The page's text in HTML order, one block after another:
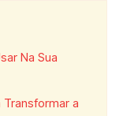
Na Sua
a